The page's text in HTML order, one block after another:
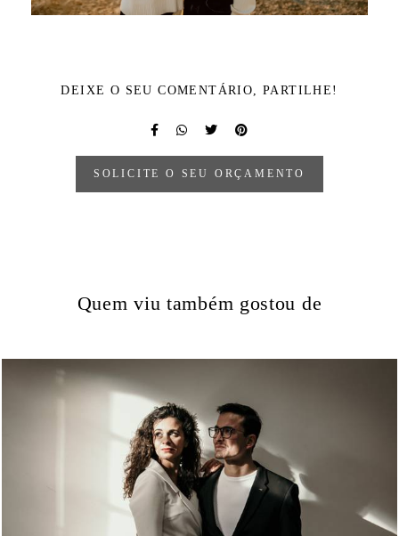
DEIXE O SEU COMENTÁRIO, PARTILHE!
SOLICITE O SEU ORÇAMENTO
Quem viu também gostou de